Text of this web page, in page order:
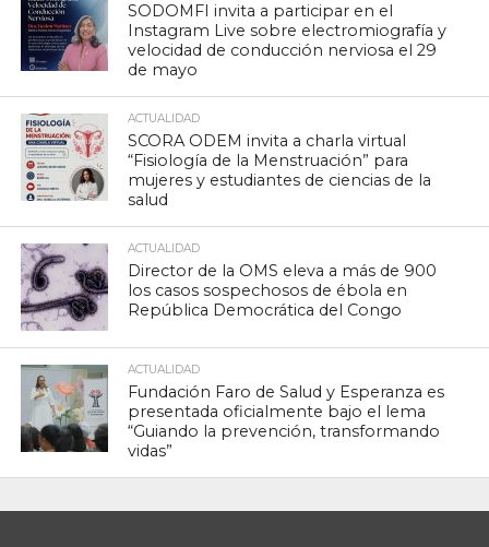
SODOMFI invita a participar en el
Instagram Live sobre electromiografía y
velocidad de conducción nerviosa el 29
de mayo
ACTUALIDAD
SCORA ODEM invita a charla virtual
“Fisiología de la Menstruación” para
mujeres y estudiantes de ciencias de la
salud
ACTUALIDAD
Director de la OMS eleva a más de 900
los casos sospechosos de ébola en
República Democrática del Congo
ACTUALIDAD
Fundación Faro de Salud y Esperanza es
presentada oficialmente bajo el lema
“Guiando la prevención, transformando
vidas”